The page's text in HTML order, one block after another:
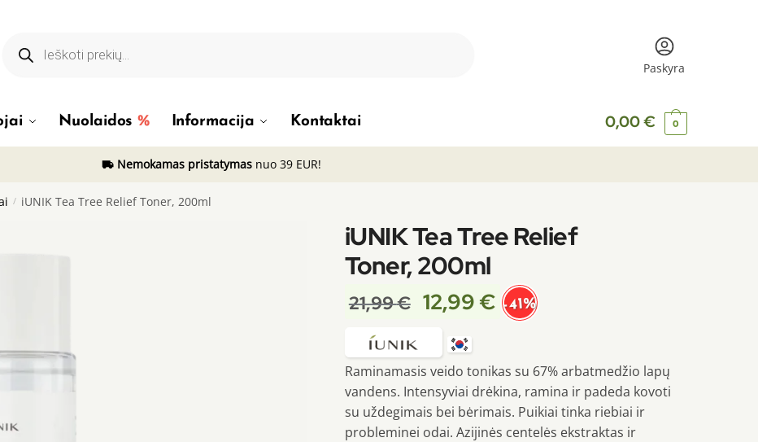
search
Paskyra
Nuolaidos Informacija Kontaktai 0,00€ 0
Nemokamas pristatymas nuo 39 EUR!
/ iUNIK Tea Tree Relief Toner, 200ml
iUNIK Tea Tree Relief
Toner, 200ml
21,99€ 12,99 € -41%
Raminamasis veido tonikas su 67% arbatmedžio lapų
vandens. Intensyviai drėkina, ramina ir padeda kovoti
su uždegimais bei bėrimais. Puikiai tinka riebiai ir
probleminei odai. Azijinės centelės ekstraktas ir